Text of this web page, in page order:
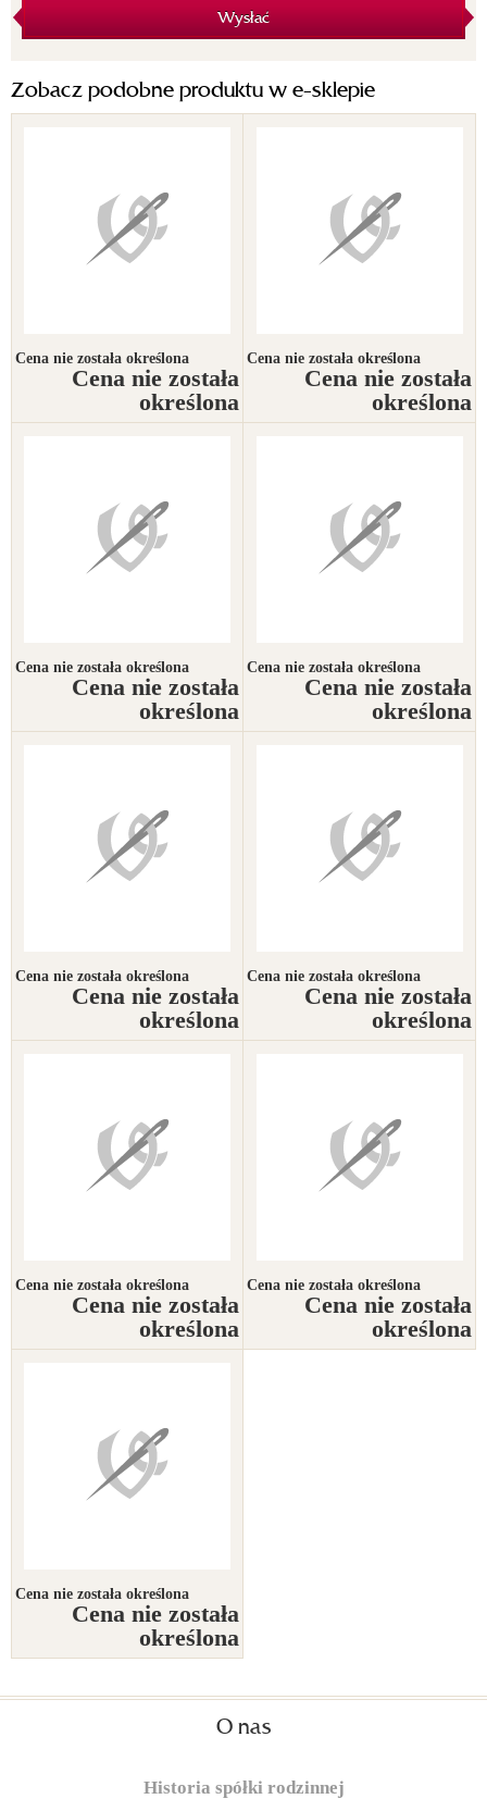
Wysłać
Zobacz podobne produktu w e-sklepie
Cena nie została określona
Cena nie została
określona
Cena nie została określona
Cena nie została
określona
Cena nie została określona
Cena nie została
określona
Cena nie została określona
Cena nie została
określona
Cena nie została określona
Cena nie została
określona
Cena nie została określona
Cena nie została
określona
Cena nie została określona
Cena nie została
określona
Cena nie została określona
Cena nie została
określona
Cena nie została określona
Cena nie została
określona
O nas
Historia spółki rodzinnej